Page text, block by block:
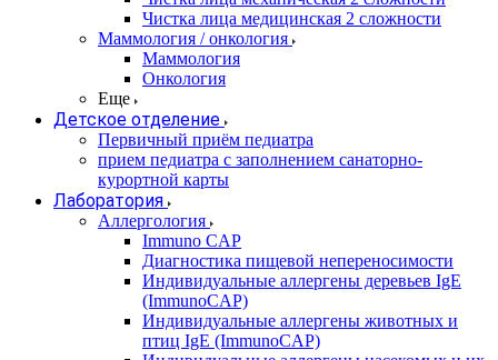
Чистка лица медицинская 2 сложности
Маммология / онкология
Маммология
Онкология
Еще
Детское отделение
Первичный приём педиатра
прием педиатра с заполнением санаторно-
курортной карты
Лаборатория
Аллергология
Immuno CAP
Диагностика пищевой непереносимости
Индивидуальные аллергены деревьев IgE
(ImmunoCAP)
Индивидуальные аллергены животных и
птиц IgE (ImmunoCAP)